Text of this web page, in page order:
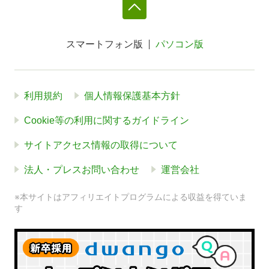
スマートフォン版 パソコン版
利用規約 個人情報保護基本方針
Cookie等の利用に関するガイドライン
サイトアクセス情報の取得について
法人・プレスお問い合わせ 運営会社
※本サイトはアフィリエイトプログラムによる収益を得ていま
す